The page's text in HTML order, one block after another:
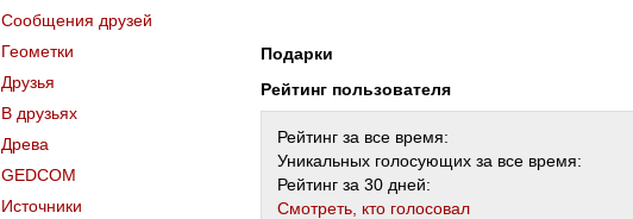
Сообщения друзей
Геометки
Друзья
В друзьях
Древа
GEDCOM
Источники
Подарки
Рейтинг пользователя
Рейтинг за все время:
Уникальных голосующих за все время:
Рейтинг за 30 дней:
Cмотреть, кто голосовал